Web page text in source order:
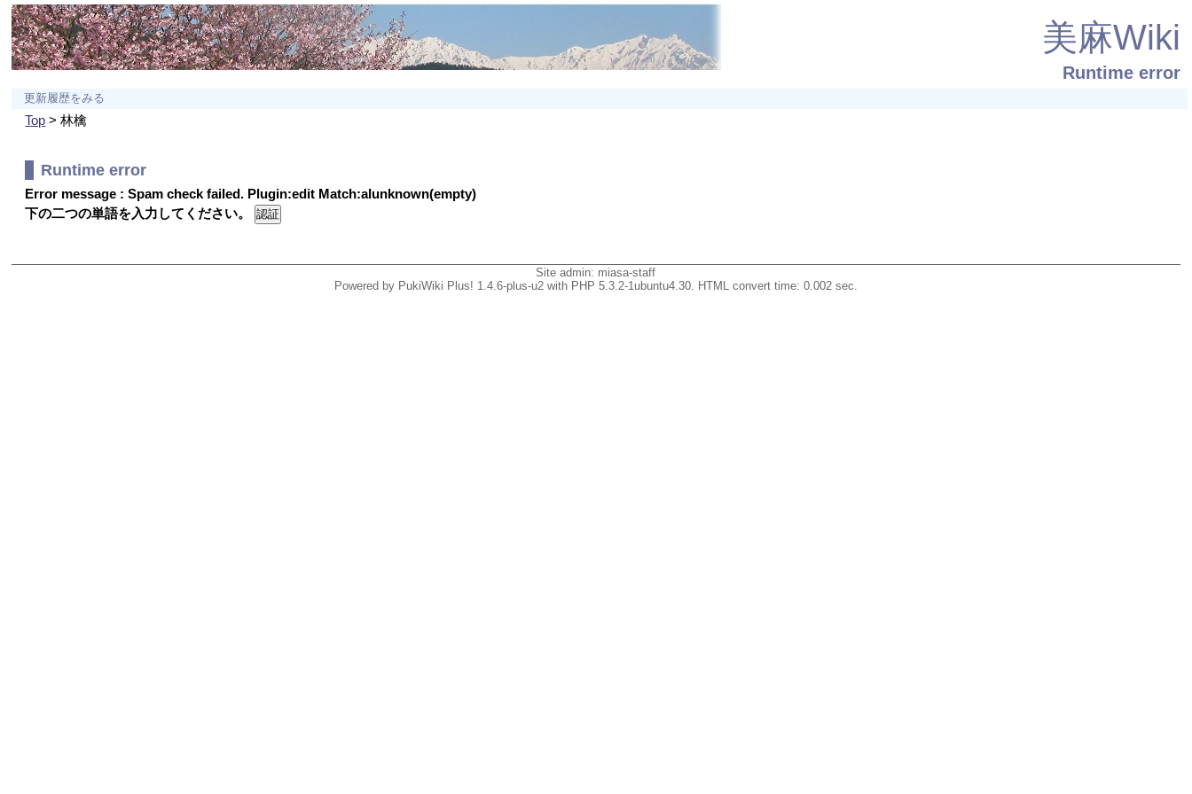
美麻Wiki
Runtime error
更新履歴をみる
Top > 林檎
Runtime error
Error message : Spam check failed. Plugin:edit Match:alunknown(empty)
下の二つの単語を入力してください。
Site admin: miasa-staff
Powered by PukiWiki Plus! 1.4.6-plus-u2 with PHP 5.3.2-1ubuntu4.30. HTML convert time: 0.002 sec.